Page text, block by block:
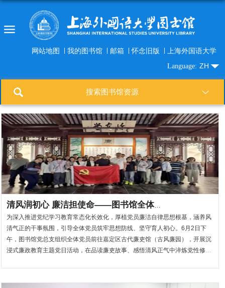
网站地图 我的图书馆 邮箱 怀念旧版 上海外国语大学
Language: ZH
搜索图书馆资源
清风润初心 廉洁担使命——图书馆全体党员赴嘉定区廉吏馆开展廉政...
为深入推进党纪学习教育常态化长效化，厚植党员廉洁自律思想根基，涵养风
清气正的干事氛围，引导全体党员筑牢思想防线、坚守育人初心。6月2日下
午，图书馆党总支组织全体党员前往嘉定区古代廉吏馆（古风廉园），开展沉
浸式廉政教育主题党日活动，在品读廉吏故事、感悟清风正气中淬炼党性修